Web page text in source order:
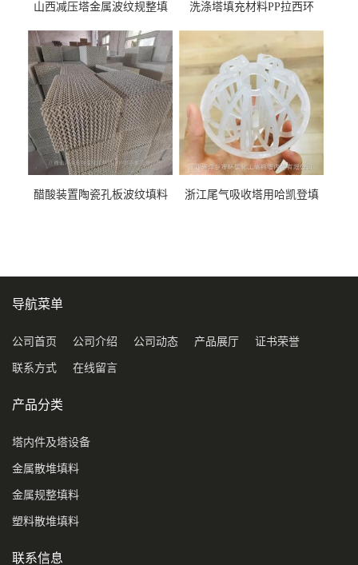
山西减压塔金属波纹规整填
料
洗涤塔填充材料PP拉西环
醋酸装置陶瓷孔板波纹填料
浙江尾气吸收塔用哈凯登填
导航菜单
公司首页 公司介绍 公司动态 产品展厅 证书荣誉
联系方式 在线留言
产品分类
塔内件及塔设备
金属散堆填料
金属规整填料
塑料散堆填料
联系信息